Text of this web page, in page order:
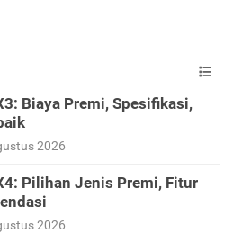
Biaya Premi, Spesifikasi,
2026
Pilihan Jenis Premi, Fitur
2026